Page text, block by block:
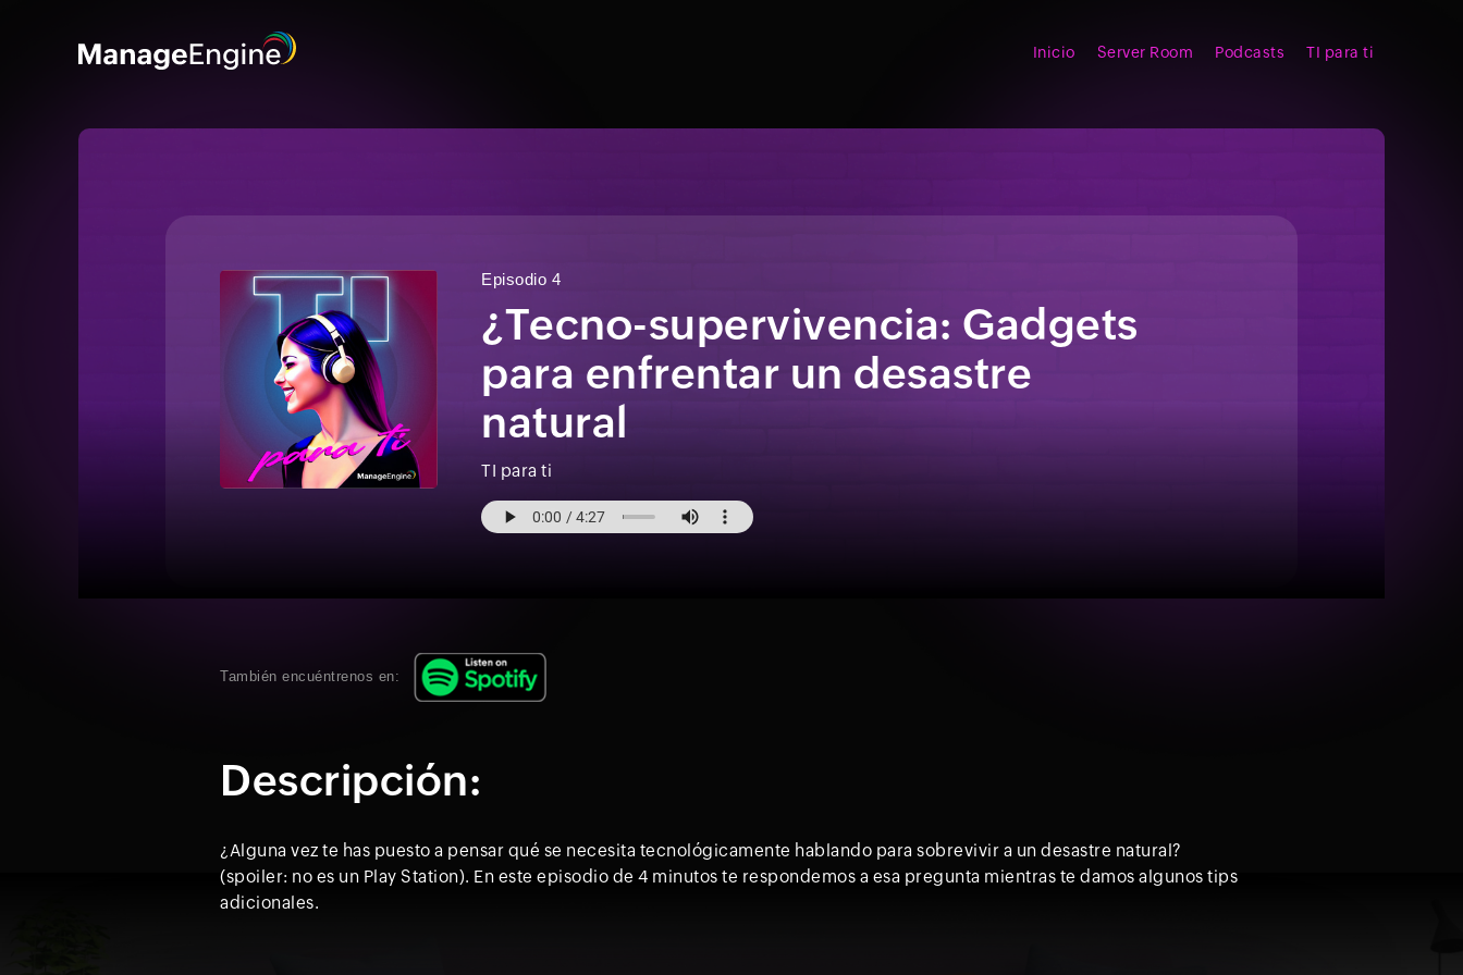
Inicio Server Room Podcasts TI para ti
Episodio 4
¿Tecno-supervivencia: Gadgets
para enfrentar un desastre
natural
TI para ti
También encuéntrenos en:
Descripción:
¿Alguna vez te has puesto a pensar qué se necesita tecnológicamente hablando para sobrevivir a un desastre natural?
(spoiler: no es un Play Station). En este episodio de 4 minutos te respondemos a esa pregunta mientras te damos algunos tips
adicionales.